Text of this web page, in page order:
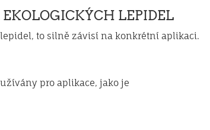
LEPIDEL
to silně závisí na konkrétní aplikaci.
pro aplikace, jako je